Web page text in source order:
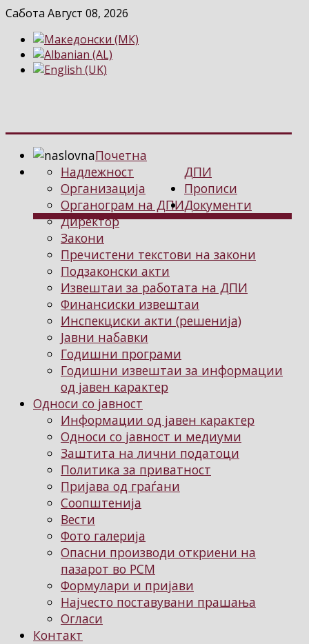
Сабота Август 08, 2026
Почетна
ДПИ
Надлежност
Организација
Органограм на ДПИ
Директор
Прописи
Закони
Пречистени текстови на закони
Подзаконски акти
Документи
Извештаи за работата на ДПИ
Финансиски извештаи
Инспекциски акти (решенија)
Јавни набавки
Годишни програми
Годишни извештаи за информации
од јавен карактер
Односи со јавност
Информации од јавен карактер
Односи со јавност и медиуми
Заштита на лични податоци
Политика за приватност
Пријава од граѓани
Соопштенија
Вести
Фото галерија
Опасни производи откриени на
пазарот во РСМ
Формулари и пријави
Најчесто поставувани прашања
Огласи
Контакт